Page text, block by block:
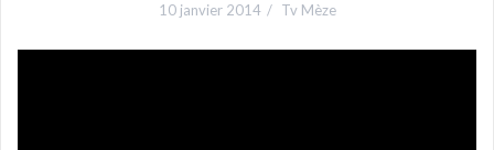
10 janvier 2014 Tv Mèze